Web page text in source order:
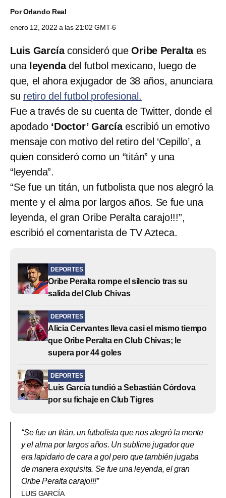
PorOrlando Real
enero 12, 2022 a las 21:02 GMT-6
Luis Garcíaconsideró queOribe Peraltaes
una leyendadel futbol mexicano, luego de
que, el ahora exjugador de 38 años, anunciara
su retiro del futbol profesional.
Fue a través de su cuenta de Twitter, donde el
apodado ‘Doctor’ Garcíaescribió un emotivo
mensaje con motivo del retiro del ‘Cepillo’, a
quien consideró como un “titán” y una
“leyenda”.
“Se fue un titán, un futbolista que nos alegró la
mente y el alma por largos años. Se fue una
leyenda, el gran Oribe Peralta carajo!!!”,
escribió el comentarista de TV Azteca.
DEPORTES
Oribe Peralta rompe el silencio tras su
salida del Club Chivas
DEPORTES
Alicia Cervantes lleva casi el mismo tiempo
que Oribe Peralta en Club Chivas; le
supera por 44 goles
DEPORTES
Luis García tundió a Sebastián Córdova
por su fichaje en Club Tigres
“Se fue un titán, un futbolista que nos alegró la mente
y el alma por largos años. Un sublime jugador que
era lapidario de cara a gol pero que también jugaba
de manera exquisita. Se fue una leyenda, el gran
Oribe Peralta carajo!!!”
LUIS GARCÍA